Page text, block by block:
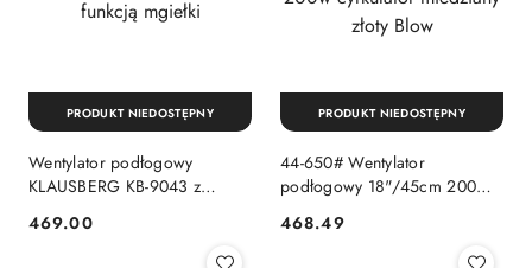
Wentylator podłogowy
KLAUSBERG KB-9043 z
Cena:
469.00
PRODUKT NIEDOSTĘPNY
44-650# Wentylator
podłogowy 18"/45cm 200w
Blow
Cena:
468.49
PRODUKT NIEDOSTĘPNY